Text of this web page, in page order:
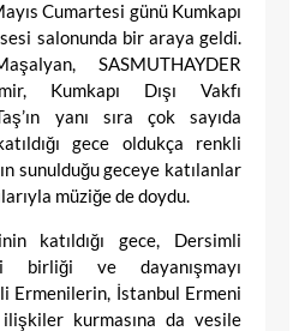
Cumartesi günü Kumkapı
salonunda bir araya geldi.
SASMUTHAYDER
Kumkapı Dışı Vakfı
yanı sıra çok sayıda
gece oldukça renkli
sunulduğu geceye katılanlar
müziğe de doydu.
katıldığı gece, Dersimli
birliği ve dayanışmayı
Ermenilerin, İstanbul Ermeni
kurmasına da vesile